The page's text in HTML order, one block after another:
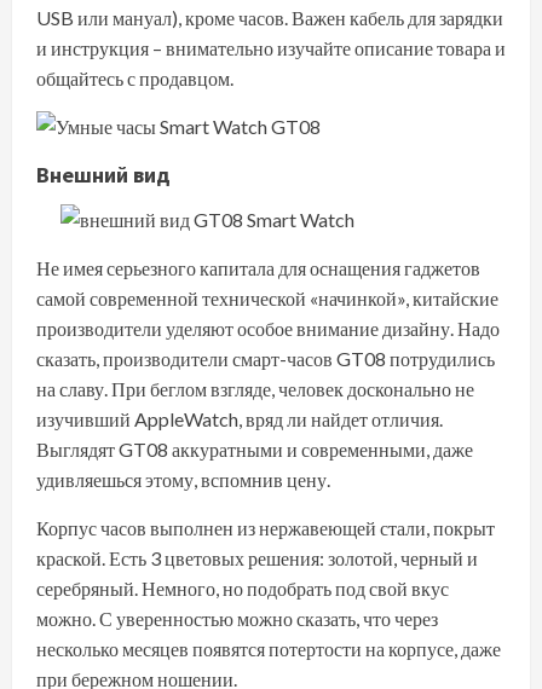
USB или мануал), кроме часов. Важен кабель для зарядки
и инструкция – внимательно изучайте описание товара и
общайтесь с продавцом.
Внешний вид
Не имея серьезного капитала для оснащения гаджетов
самой современной технической «начинкой», китайские
производители уделяют особое внимание дизайну. Надо
сказать, производители смарт-часов GT08 потрудились
на славу. При беглом взгляде, человек досконально не
изучивший AppleWatch, вряд ли найдет отличия.
Выглядят GT08 аккуратными и современными, даже
удивляешься этому, вспомнив цену.
Корпус часов выполнен из нержавеющей стали, покрыт
краской. Есть 3 цветовых решения: золотой, черный и
серебряный. Немного, но подобрать под свой вкус
можно. С уверенностью можно сказать, что через
несколько месяцев появятся потертости на корпусе, даже
при бережном ношении.